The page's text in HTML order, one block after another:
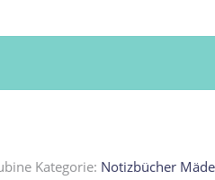
Kategorie: Notizbücher